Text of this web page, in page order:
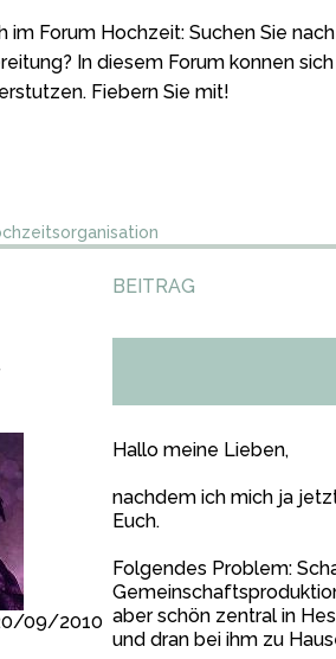
im Forum Hochzeit: Suchen Sie
In diesem Forum konnen
Fiebern Sie mit!
BEITRAG
09/2010
Hallo meine Lieben,
nachdem ich mich ja
Euch.
Folgendes Problem:
aber schön zentral in
und dran bei ihm zu